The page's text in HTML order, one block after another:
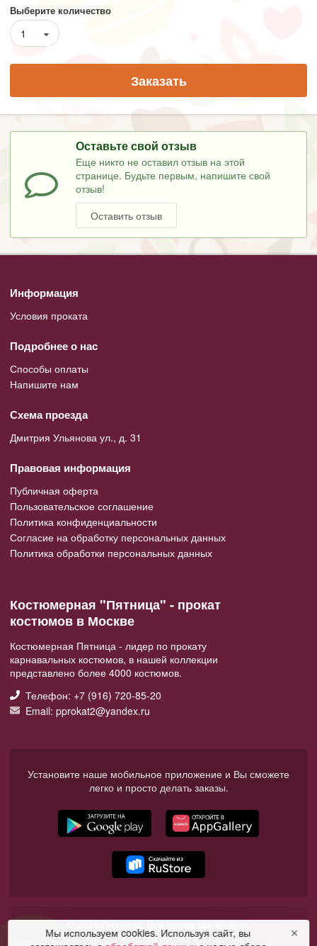
Выберите количество
1
Заказать
Оставьте свой отзыв
Еще никто не оставил отзыв на этой
странице. Будьте первым, напишите свой
отзыв!
Оставить отзыв
Информация
Условия проката
Подробнее о нас
Способы оплаты
Напишите нам
Схема проезда
Дмитрия Ульянова ул., д. 31
Правовая информация
Публичная оферта
Пользовательское соглашение
Политика конфиденциальности
Согласие на обработку персональных данных
Политика обработки персональных данных
Костюмерная "Пятница" - прокат
костюмов в Москве
Костюмерная Пятница - лидер по прокату
карнавальных костюмов, в нашей коллекции
представлено более 4000 костюмов.
Телефон: +7 (916) 720-85-20
Email: pprokat2@yandex.ru
Установите наше мобильное приложение и Вы сможете
легко и просто делать заказы.
© 2026 Пятница. Все права защищены.
Работает на Moba.
Мы используем cookies. Используя сайт, вы
✕